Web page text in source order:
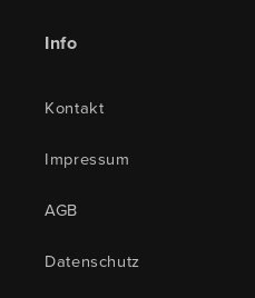
Info
Kontakt
Impressum
AGB
Datenschutz